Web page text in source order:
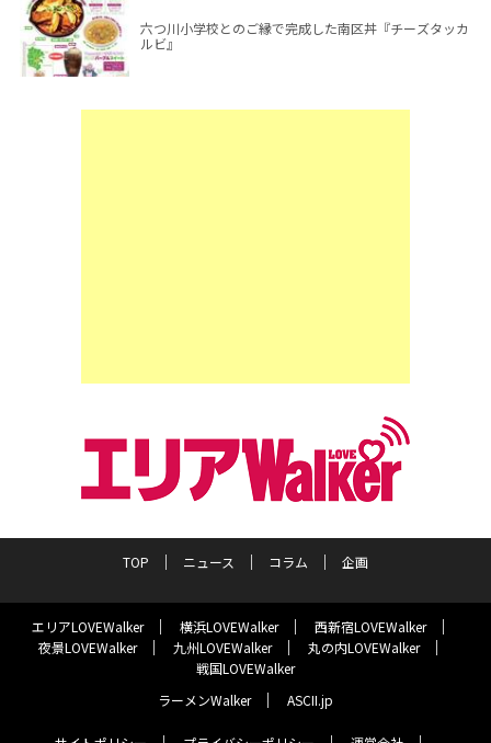
六つ川小学校とのご縁で完成した南区丼『チーズタッカ
ルビ』
TOP ニュース コラム 企画
エリアLOVEWalker 横浜LOVEWalker
西新宿LOVEWalker
夜景LOVEWalker
九州LOVEWalker
丸の内LOVEWalker
戦国LOVEWalker
ラーメンWalker
ASCII.jp